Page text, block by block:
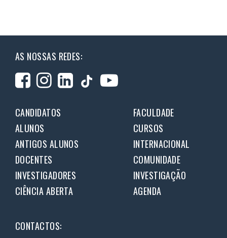
AS NOSSAS REDES:
CANDIDATOS
FACULDADE
ALUNOS
CURSOS
ANTIGOS ALUNOS
INTERNACIONAL
DOCENTES
COMUNIDADE
INVESTIGADORES
INVESTIGAÇÃO
CIÊNCIA ABERTA
AGENDA
CONTACTOS: